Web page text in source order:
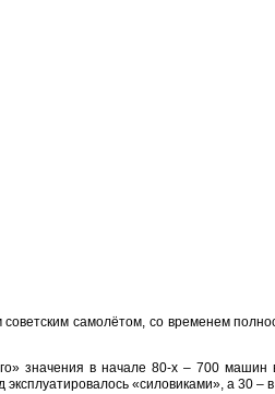
самолётом, со временем
значения в начале 80-х – 700 машин
«силовиками», а 30 – в